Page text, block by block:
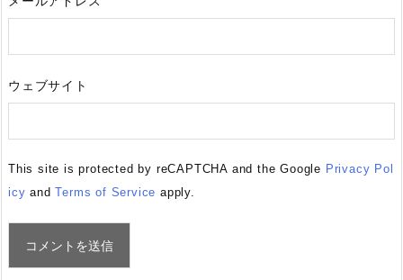
ウェブサイト
This site is protected by reCAPTCHA and the Google Privacy Pol
icy andTerms of Service apply.